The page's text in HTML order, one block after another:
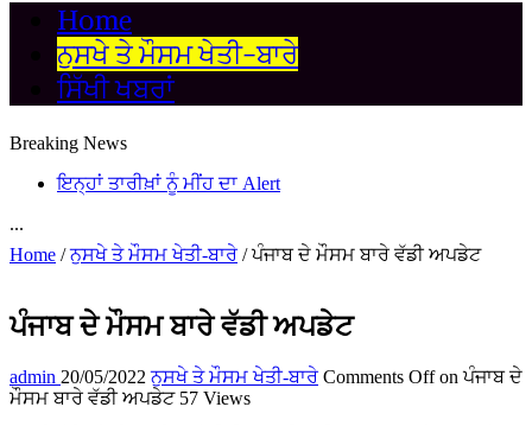
Home
ਨੁਸਖੇ ਤੇ ਮੌਸਮ ਖੇਤੀ-ਬਾਰੇ
ਸਿੱਖੀ ਖਬਰਾਂ
Breaking News
ਇਨ੍ਹਾਂ ਤਾਰੀਖ਼ਾਂ ਨੂੰ ਮੀਂਹ ਦਾ Alert
...
Home / ਨੁਸਖੇ ਤੇ ਮੌਸਮ ਖੇਤੀ-ਬਾਰੇ / ਪੰਜਾਬ ਦੇ ਮੌਸਮ ਬਾਰੇ ਵੱਡੀ ਅਪਡੇਟ
ਪੰਜਾਬ ਦੇ ਮੌਸਮ ਬਾਰੇ ਵੱਡੀ ਅਪਡੇਟ
admin 20/05/2022 ਨੁਸਖੇ ਤੇ ਮੌਸਮ ਖੇਤੀ-ਬਾਰੇ Comments Offon ਪੰਜਾਬ ਦੇ
ਮੌਸਮ ਬਾਰੇ ਵੱਡੀ ਅਪਡੇਟ 57 Views